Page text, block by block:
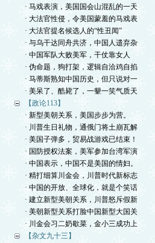
· 马戏表演，美国国会山混乱的一天
· 大法官性侵，令美国蒙羞的马戏表
· 大法官提名候选人的“性丑闻”
· 与乌干达同舟共济，中国人遗弃杂
· 中国军队大败美军，干仗靠女人
· 伪命题，狗打架，逻辑自洽鸡自掐
· 马蒂斯熟知中国历史，但只说对一
· 美呆了、酷毙了，一颦一笑气质天
【政论113】
· 新型美朝关系，美国步步为营。
· 川普生日礼物，通俄门将土崩瓦解
· 美国子弹多，贸易战游戏已结束！
· 国防授权法案，美军参加台湾军演
· 中国表示，中国不是美国的情妇。
· 精打细算川金会，川普时代新标志
· 中国的开放、全球化，就是个笑话
· 建立新型美朝关系，川普怒斥假新
· 美朝新型关系打脸中国新型大国关
· 川金会习二奶歇菜，金小三成功上
【杂文九十三】